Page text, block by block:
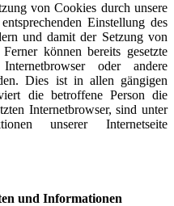
von Cookies durch unsere
Einstellung des
und damit der Setzung von
können bereits gesetzte
oder andere
Dies ist in allen gängigen
die betroffene Person die
Internetbrowser, sind unter
unserer Internetseite
und Informationen